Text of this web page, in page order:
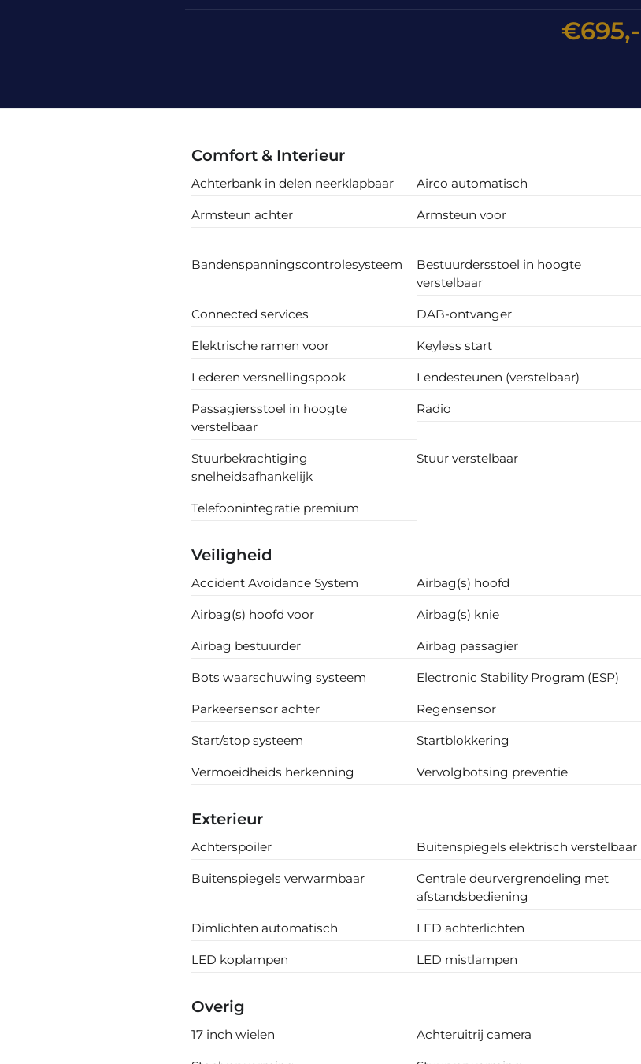
€695,-
Comfort & Interieur
Achterbank in delen neerklapbaar Airco automatisch
Armsteun achter Armsteun voor
Bandenspanningscontrolesysteem
Bestuurdersstoel in hoogte
verstelbaar
Connected services DAB-ontvanger
Elektrische ramen voor Keyless start
Lederen versnellingspook Lendesteunen (verstelbaar)
Passagiersstoel in hoogte
verstelbaar
Radio
Stuurbekrachtiging
snelheidsafhankelijk
Stuur verstelbaar
Telefoonintegratie premium
Veiligheid
Accident Avoidance System Airbag(s) hoofd
Airbag(s) hoofd voor Airbag(s) knie
Airbag bestuurder Airbag passagier
Bots waarschuwing systeem Electronic Stability Program (ESP)
Parkeersensor achter Regensensor
Start/stop systeem Startblokkering
Vermoeidheids herkenning Vervolgbotsing preventie
Exterieur
Achterspoiler Buitenspiegels elektrisch verstelbaar
Buitenspiegels verwarmbaar
Centrale deurvergrendeling met
afstandsbediening
Dimlichten automatisch LED achterlichten
LED koplampen LED mistlampen
Overig
17 inch wielen Achteruitrij camera